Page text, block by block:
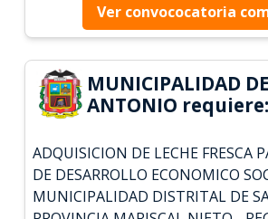
Ver convococatoria
MUNICIPALIDAD
ANTONIO requiere:
ADQUISICION DE LECHE FRESCA
DE DESARROLLO ECONOMICO
MUNICIPALIDAD DISTRITAL DE